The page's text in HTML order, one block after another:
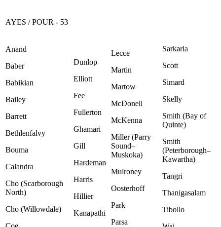
AYES / POUR - 53
Anand
Baber
Babikian
Bailey
Barrett
Bethlenfalvy
Bouma
Calandra
Cho (Scarborough
North)
Cho (Willowdale)
Dunlop
Elliott
Fee
Fullerton
Ghamari
Gill
Hardeman
Harris
Hillier
Kanapathi
Lecce
Martin
Martow
McDonell
McKenna
Miller (Parry
Sound–
Muskoka)
Mulroney
Oosterhoff
Park
Parsa
Sarkaria
Scott
Simard
Skelly
Smith (Bay of
Quinte)
Smith
(Peterborough–
Kawartha)
Tangri
Thanigasalam
Tibollo